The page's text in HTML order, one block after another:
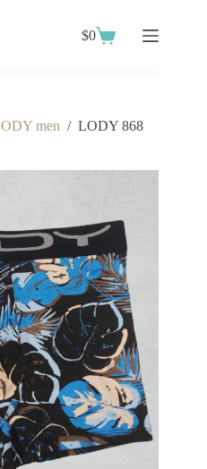
Shopping
$0
men / LODY 868